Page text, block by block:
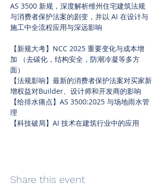
AS 3500 新规，深度解析维州住宅建筑法规
与消费者保护法案的剧变，并以 AI 在设计与
施工中全流程应用与深远影响
【新规大考】NCC 2025 重要变化与成本增
加 （去碳化，结构安全，防潮冷凝等多方
面）
【法规影响】最新的消费者保护法案对买家新
增权益对Builder、设计师和开发商的影响
【给排水痛点】AS 3500:2025 与场地雨水管
理
【科技破局】AI 技术在建筑行业中的应用
Share this event